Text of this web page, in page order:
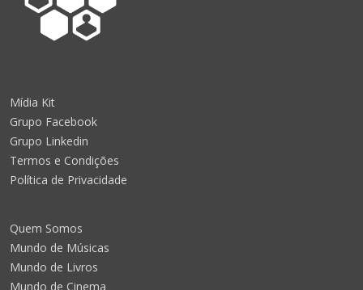
Mídia Kit
Grupo Facebook
Grupo Linkedin
Termos e Condições
Política de Privacidade
Quem Somos
Mundo de Músicas
Mundo de Livros
Mundo de Cinema